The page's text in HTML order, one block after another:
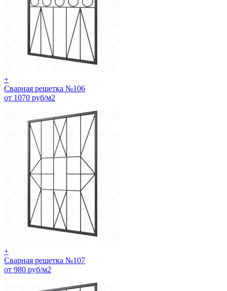
+
Сварная решетка №106
от 1070 руб/м2
+
Сварная решетка №107
от 980 руб/м2